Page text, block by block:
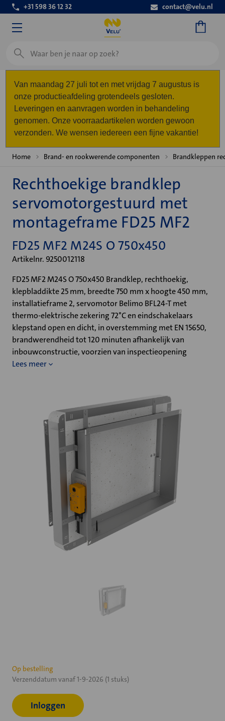
+31 598 36 12 32 contact@velu.nl
Zoeken
Van maandag 27 juli tot en met vrijdag 7 augustus is
onze productieafdeling grotendeels gesloten.
Leveringen en aanvragen worden in behandeling
genomen. Onze voorraadartikelen worden gewoon
verzonden. We wensen iedereen een fijne vakantie!
Home Brand- en rookwerende componenten Brandkleppen
Rechthoekige brandklep
servomotorgestuurd met
montageframe FD25 MF2
FD25 MF2 M24S O 750x450
Artikelnr. 9250012118
FD25 MF2 M24S O 750x450 Brandklep, rechthoekig,
klepbladdikte 25 mm, breedte 750 mm x hoogte 450 mm,
installatieframe 2, servomotor Belimo BFL24-T met
thermo-elektrische zekering 72°C en eindschakelaars
klepstand open en dicht, in overstemming met EN 15650,
brandwerendheid tot 120 minuten afhankelijk van
inbouwconstructie, voorzien van inspectieopening
Lees meer
Huidige
voorraad:
Op bestelling
Verzenddatum vanaf 1-9-2026 (1 stuks)
Inloggen